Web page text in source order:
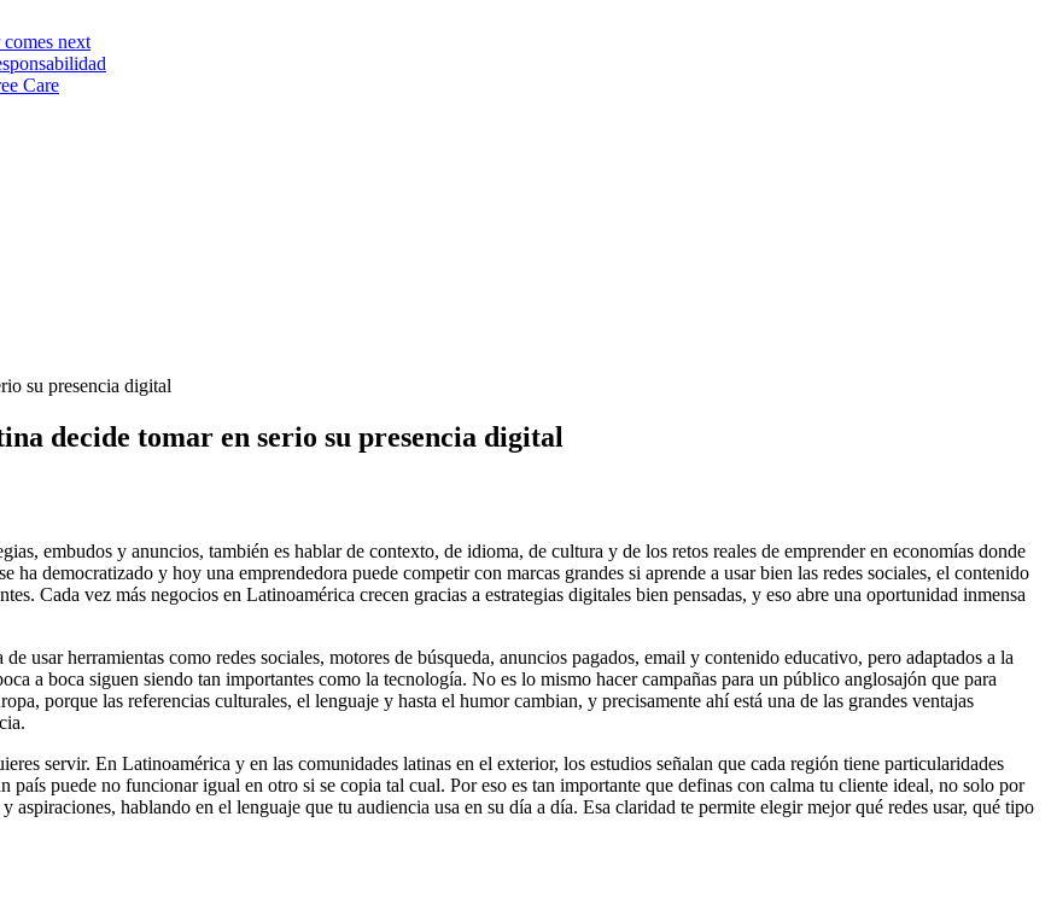
next
Care
su presencia digital
decide tomar en serio su presencia digital
embudos y anuncios, también es hablar de contexto, de idioma, de cultura y de los retos reales de emprender en economías donde
democratizado y hoy una emprendedora puede competir con marcas grandes si aprende a usar bien las redes sociales, el contenido
Cada vez más negocios en Latinoamérica crecen gracias a estrategias digitales bien pensadas, y eso abre una oportunidad inmensa
de usar herramientas como redes sociales, motores de búsqueda, anuncios pagados, email y contenido educativo, pero adaptados a la
a boca siguen siendo tan importantes como la tecnología. No es lo mismo hacer campañas para un público anglosajón que para
porque las referencias culturales, el lenguaje y hasta el humor cambian, y precisamente ahí está una de las grandes ventajas
servir. En Latinoamérica y en las comunidades latinas en el exterior, los estudios señalan que cada región tiene particularidades
país puede no funcionar igual en otro si se copia tal cual. Por eso es tan importante que definas con calma tu cliente ideal, no solo por
hablando en el lenguaje que tu audiencia usa en su día a día. Esa claridad te permite elegir mejor qué redes usar, qué tipo